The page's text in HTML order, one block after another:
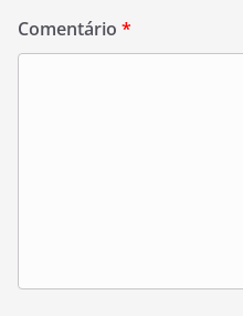
Comentário *